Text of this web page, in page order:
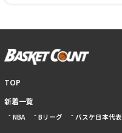
TOP
新着一覧
NBA Bリーグ バスケ日本代表